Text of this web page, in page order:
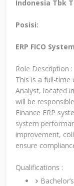
Indonesia Tbk
Posisi:
ERP FICO
Role Description :
This is a full-time
Analyst, located
will be
Finance ERP
system
improvement,
ensure
Qualifications :